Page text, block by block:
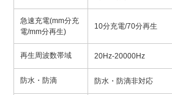
急速充電(mm分充
電/mm分再生)
10分充電/70分再生
再生周波数帯域 20Hz-20000Hz
防水・防滴 防水・防滴非対応